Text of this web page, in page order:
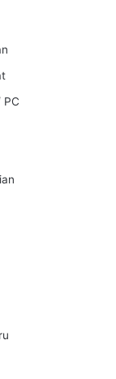
PC